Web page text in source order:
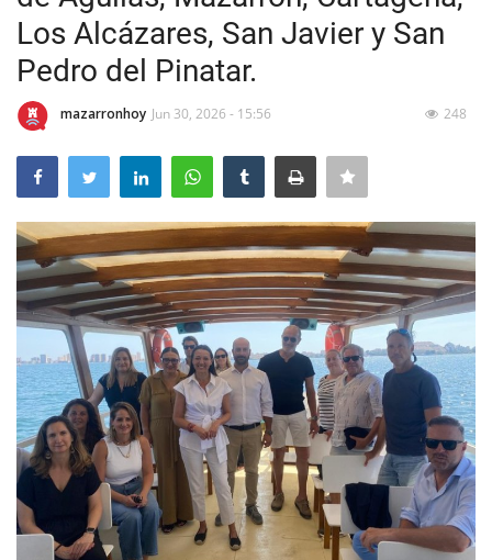
Mazarrón Hoy
Entrevistas
Reportajes
Empresas
Mapa de Mazarrón
Vídeos
Galerías
Contacto
Empresas
Los Alcázares, San Javier y San
Pedro del Pinatar.
mazarronhoy Jun 30, 2026 - 15:56 248